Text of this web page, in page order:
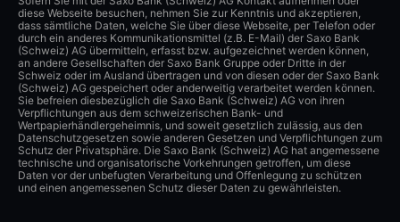
diese Webseite besuchen, nehmen Sie zur Kenntnis und akzeptieren,
dass sämtliche Daten, welche Sie über diese Webseite, per Telefon oder
durch ein anderes Kommunikationsmittel (z.B. E-Mail) der Saxo Bank
(Schweiz) AG übermitteln, erfasst bzw. aufgezeichnet werden können,
an andere Gesellschaften der Saxo Bank Gruppe oder Dritte in der
Schweiz oder im Ausland übertragen und von diesen oder der Saxo Bank
(Schweiz) AG gespeichert oder anderweitig verarbeitet werden können.
Sie befreien diesbezüglich die Saxo Bank (Schweiz) AG von ihren
Verpflichtungen aus dem schweizerischen Bank- und
Wertpapierhändlergeheimnis, und soweit gesetzlich zulässig, aus den
Datenschutzgesetzen sowie anderen Gesetzen und Verpflichtungen zum
Schutz der Privatsphäre. Die Saxo Bank (Schweiz) AG hat angemessene
technische und organisatorische Vorkehrungen getroffen, um diese
Daten vor der unbefugten Verarbeitung und Offenlegung zu schützen
und einen angemessenen Schutz dieser Daten zu gewährleisten.